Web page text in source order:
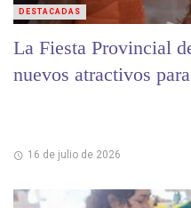
La Fiesta Provincial
nuevos atractivos
16 de julio de 2026
DESTACADAS